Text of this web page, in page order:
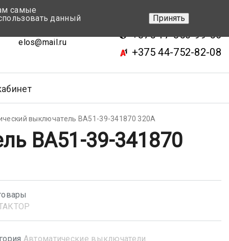
elos@mail.ru
+375 17-343-46-70
+375 17-350-99-56
+375 44-752-82-08
выключатель ВА51-39-341870 320А
ВА51-39-341870
Автоматические выключатели
самые
данный
Принять